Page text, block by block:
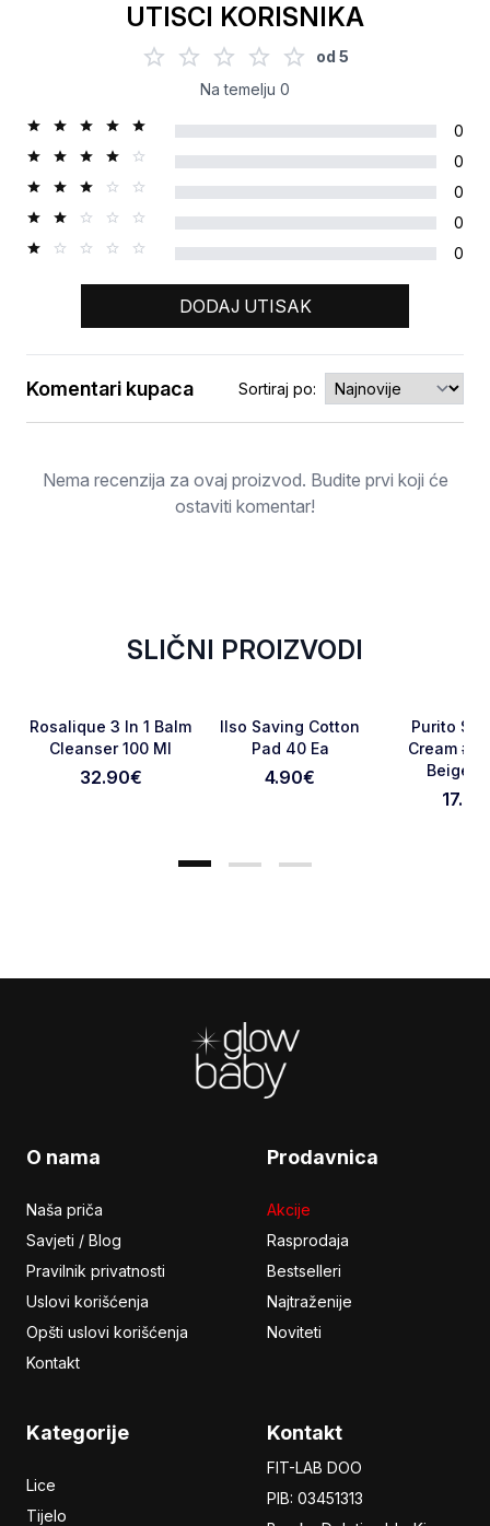
UTISCI KORISNIKA
od 5
Na temelju 0
0
0
0
0
0
DODAJ UTISAK
Ocjena
Otkaži pregled Pošaljite pregled
Komentari kupaca Sortiraj po:
Nema recenzija za ovaj proizvod. Budite prvi koji će
ostaviti komentar!
SLIČNI PROIZVODI
Favorite
Rosalique 3 In 1 Balm
Cleanser 100 Ml
32.90€
Favorite
Ilso Saving Cotton
Pad 40 Ea
4.90€
Purito
Cream
Beige
17.50
O nama
Naša priča
Savjeti / Blog
Pravilnik privatnosti
Uslovi korišćenja
Opšti uslovi korišćenja
Kontakt
Prodavnica
Akcije
Rasprodaja
Bestselleri
Najtraženije
Noviteti
Kategorije
Lice
Tijelo
Kontakt
FIT-LAB DOO
PIB: 03451313